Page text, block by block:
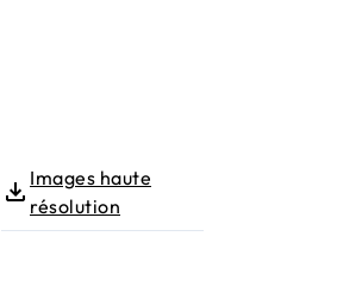
Images haute
résolution